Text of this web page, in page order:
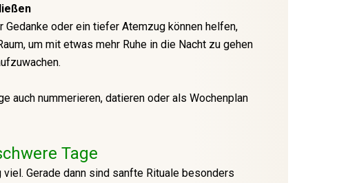
Gedanke oder ein tiefer Atemzug können helfen,
um mit etwas mehr Ruhe in die Nacht zu gehen
auch nummerieren, datieren oder als Wochenplan
Tage
Gerade dann sind sanfte Rituale besonders